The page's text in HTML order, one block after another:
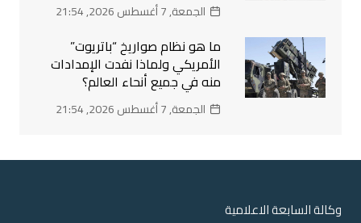
الجمعة, 7 أغسطس 2026, 21:54
ما هو نظام صواريخ “باتريوت”
الأمريكي ولماذا نفدت الإمدادات
منه في جميع أنحاء العالم؟
الجمعة, 7 أغسطس 2026, 21:54
وكالة السابعة الاعلامية